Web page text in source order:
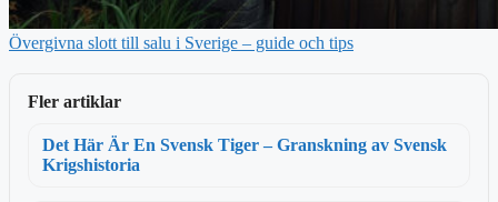
Övergivna slott till salu i Sverige – guide och tips
Fler artiklar
Det Här Är En Svensk Tiger – Granskning av Svensk
Krigshistoria